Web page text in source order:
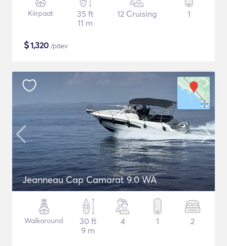
Kiirpaat
35 ft
11 m
12 Cruising 1
$1,320 /päev
Jeanneau Cap Camarat 9.0 WA
Walkaround
30 ft
9 m
4 1 2